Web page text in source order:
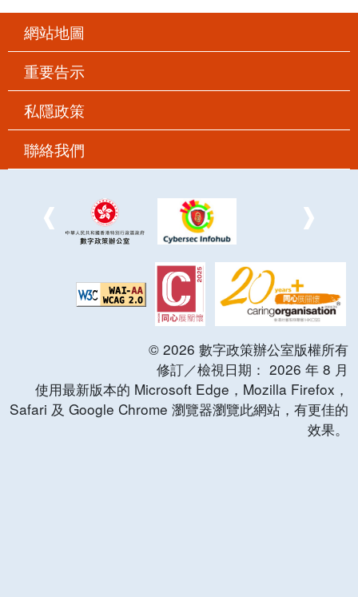
網站地圖
重要告示
私隱政策
聯絡我們
© 2026 數字政策辦公室版權所有
修訂／檢視日期： 2026 年 8 月
使用最新版本的 Microsoft Edge，Mozilla Firefox，
Safari 及 Google Chrome 瀏覽器瀏覽此網站，有更佳的
效果。